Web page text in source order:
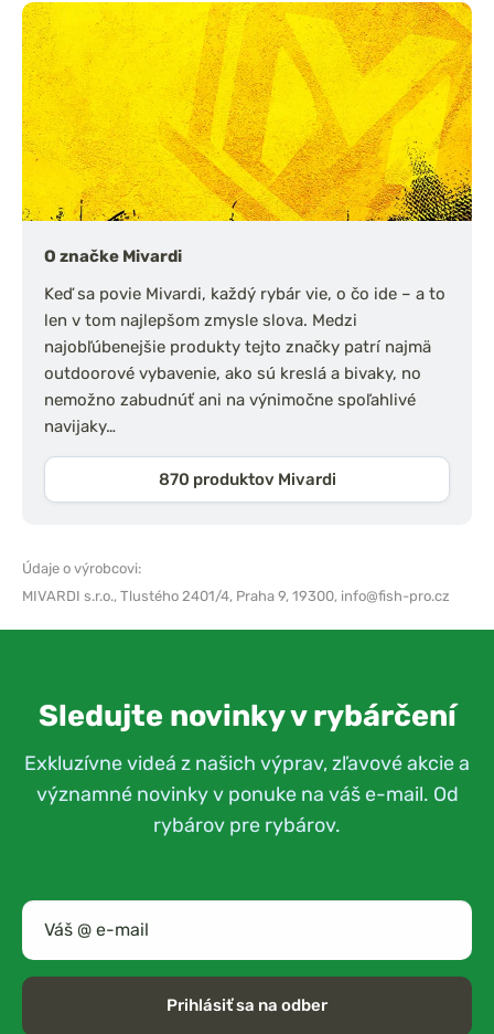
O značke Mivardi
Keď sa povie Mivardi, každý rybár vie, o čo ide – a to
len v tom najlepšom zmysle slova. Medzi
najobľúbenejšie produkty tejto značky patrí najmä
outdoorové vybavenie, ako sú kreslá a bivaky, no
nemožno zabudnúť ani na výnimočne spoľahlivé
navijaky…
870 produktov Mivardi
Údaje o výrobcovi:
MIVARDI s.r.o., Tlustého 2401/4, Praha 9, 19300, info@fish-pro.cz
Sledujte novinky v rybárčení
Exkluzívne videá z našich výprav, zľavové akcie a
významné novinky v ponuke na váš e-mail. Od
rybárov pre rybárov.
Prihlásiť sa na odber